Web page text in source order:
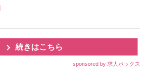
続きはこちら
sponsored by 求人ボックス